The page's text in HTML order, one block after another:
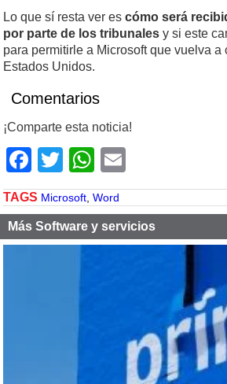
Lo que sí resta ver es cómo será
por parte de los tribunales y si este
para permitirle a Microsoft que vuelva a
Estados Unidos.
Comentarios
¡Comparte esta noticia!
Facebook
TwitterWhatsApp
TAGS Microsoft Word
Más Software y servicios